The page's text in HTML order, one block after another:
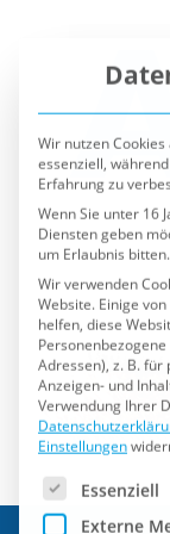
essenziell,
Erfahrung zu
Wenn Sie unter 16
Diensten geben
um Erlaubnis bitten.
Wir verwenden
Website. Einige
helfen, diese
Personenbezogene
Adressen), z. B.
Anzeigen- und
Verwendung Ihrer
Einstellungen